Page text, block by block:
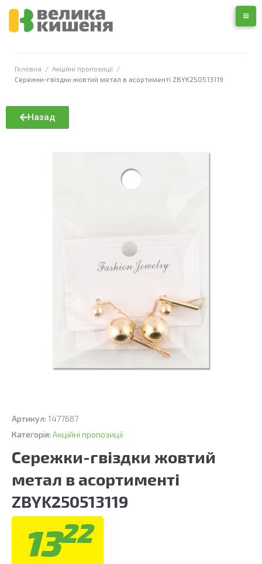
Головна / Акційні пропозиції /
Сережки-гвіздки жовтий метал в асортименті ZBYK250513119
Назад
Артикул: 1477687
Категорія: Акційні пропозиції
Сережки-гвіздки жовтий
метал в асортименті
ZBYK250513119
1322